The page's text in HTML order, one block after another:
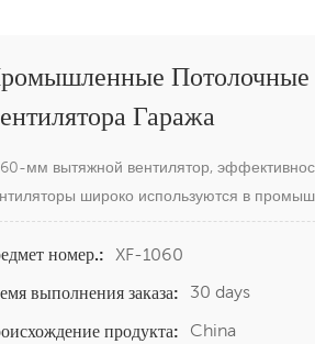
Гаража
мм вытяжной вентилятор,
широко используются в
номер.:
XF-1060
выполнения заказа:
30 days
продукта:
China